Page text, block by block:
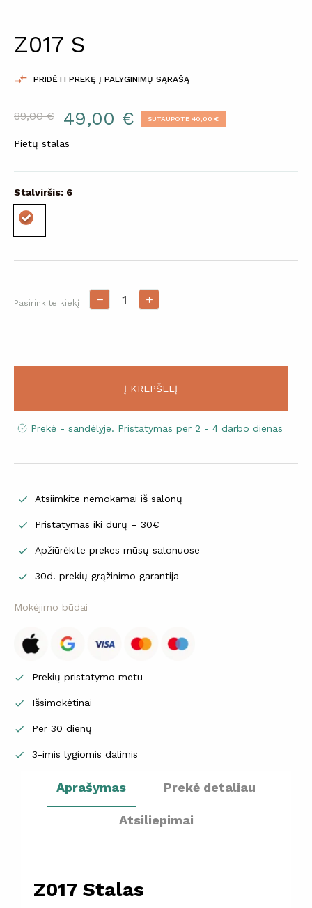
Z017 S
 PRIDĖTI PREKĘ Į PALYGINIMŲ SĄRAŠĄ
89,00 € 49,00 € SUTAUPOTE 40,00 €
Pietų stalas
Stalviršis: 6
Pasirinkite kiekį
Į KREPŠELĮ
Prekė - sandėlyje. Pristatymas per 2 - 4 darbo dienas
 Atsiimkite nemokamai iš salonų
 Pristatymas iki durų – 30€
 Apžiūrėkite prekes mūsų salonuose
 30d. prekių grąžinimo garantija
Mokėjimo būdai
 Prekių pristatymo metu
 Išsimokėtinai
 Per 30 dienų
 3-imis lygiomis dalimis
Aprašymas Prekė detaliau
Atsiliepimai
Z017 Stalas